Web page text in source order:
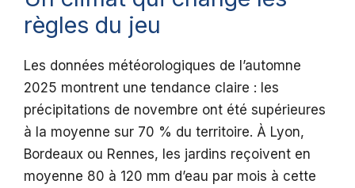
règles du jeu
Les données météorologiques de l’automne
2025 montrent une tendance claire : les
précipitations de novembre ont été supérieures
à la moyenne sur 70 % du territoire. À Lyon,
Bordeaux ou Rennes, les jardins reçoivent en
moyenne 80 à 120 mm d’eau par mois à cette